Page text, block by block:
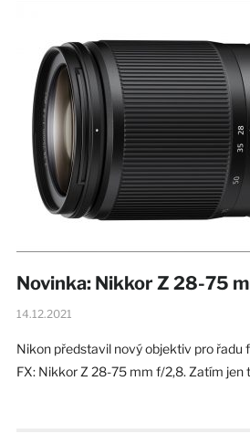
Novinka: Nikkor Z 28-75
14.12.2021
Nikon představil nový objektiv pro řadu
FX: Nikkor Z 28-75 mm f/2,8. Zatím jen